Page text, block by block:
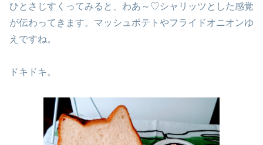
ひとさじすくってみると、わあ～♡シャリッツとした感覚
が伝わってきます。マッシュポテトやフライドオニオンゆ
えですね。
ドキドキ。